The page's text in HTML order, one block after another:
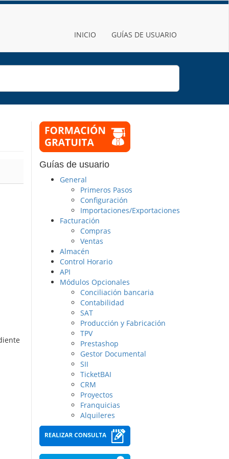
INICIO GUÍAS DE USUARIO
Guías de usuario
General
Primeros Pasos
Configuración
Importaciones/Exportaciones
Facturación
Compras
Ventas
Almacén
Control Horario
API
Módulos Opcionales
Conciliación bancaria
Contabilidad
SAT
Producción y Fabricación
TPV
Prestashop
Gestor Documental
SII
TicketBAI
CRM
Proyectos
Franquicias
Alquileres